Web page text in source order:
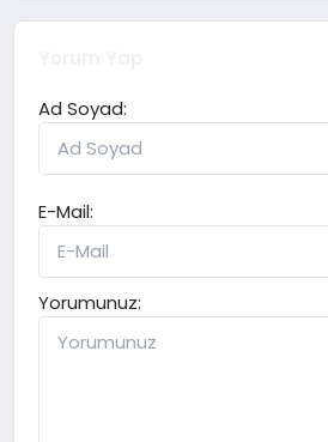
Ad Soyad:
E-Mail:
Yorumunuz: